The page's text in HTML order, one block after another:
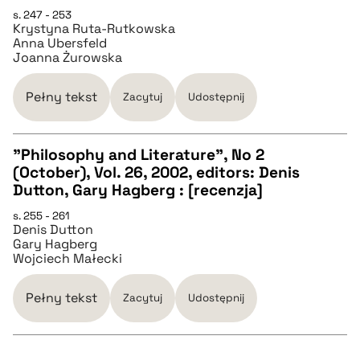
pobierz cytat
BIBTEX
pobierz cytat
s. 247 - 253
Krystyna Ruta-Rutkowska
Anna Ubersfeld
Joanna Żurowska
Pełny tekst Zacytuj Udostępnij
CZYSTY TEKST
pobierz cytat
BIBTEX
pobierz cytat
"Philosophy and Literature", No 2
(October), Vol. 26, 2002, editors: Denis
Dutton, Gary Hagberg : [recenzja]
s. 255 - 261
Denis Dutton
Gary Hagberg
Wojciech Małecki
Pełny tekst Zacytuj Udostępnij